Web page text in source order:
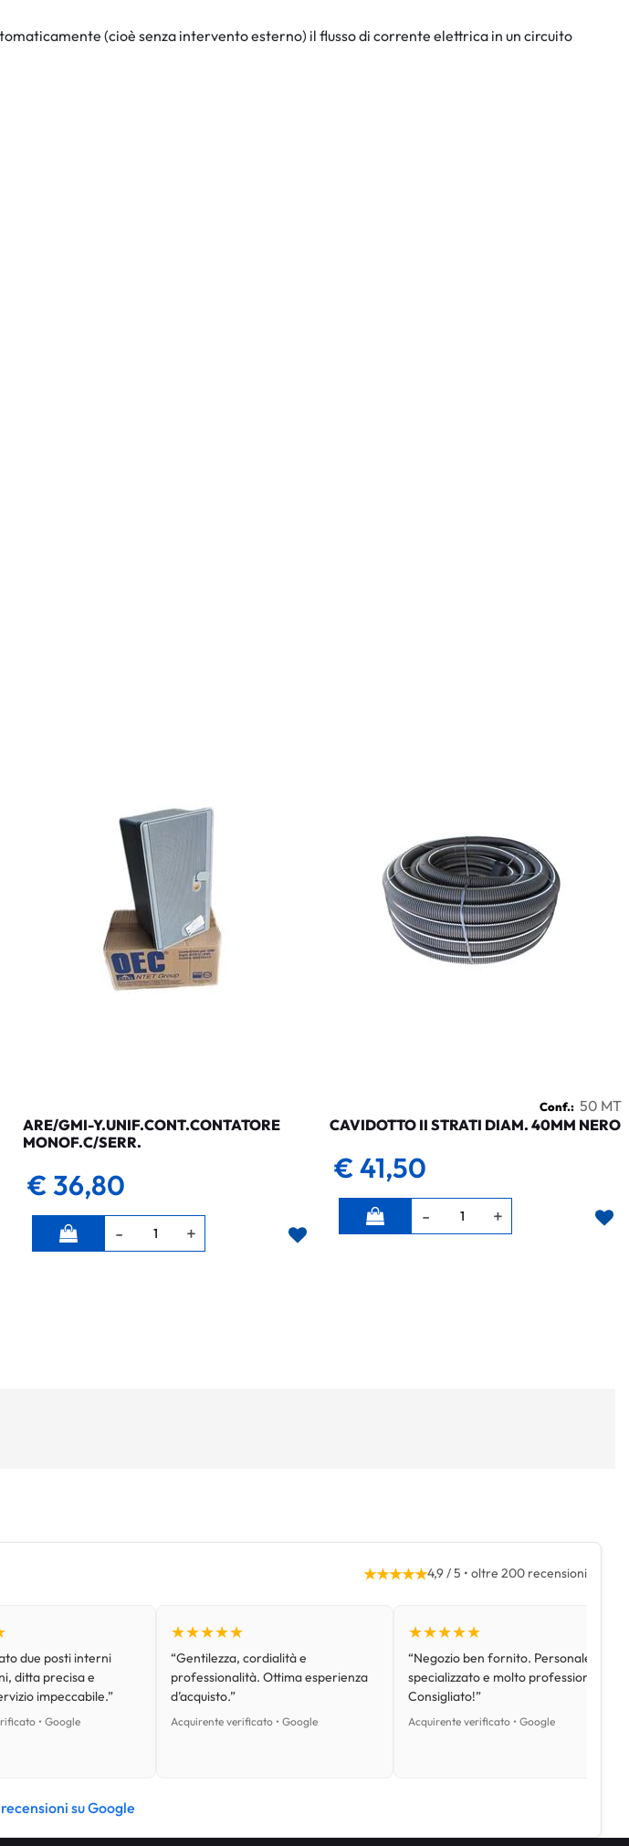
(cioè senza intervento esterno) il flusso di corrente elettrica in un circuito
ARE/GMI-Y.UNIF.CONT.CONTATORE
MONOF.C/SERR.
€ 36,80
Quantità
Conf.: 50 MT
CAVIDOTTO II STRATI DIAM. 40MM NERO
€ 41,50
Quantità
★★★★★4,9 / 5 • oltre 200 recensioni
due posti interni
ditta precisa e
impeccabile.”
• Google
★★★★★
“Gentilezza, cordialità e
professionalità. Ottima esperienza
d’acquisto.”
Acquirente verificato • Google
★★★★★
“Negozio ben fornito. Personale
specializzato e molto professionale.
Consigliato!”
Acquirente verificato • Google
su Google